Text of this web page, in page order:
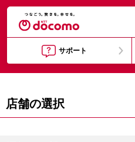
サポート
店舗の選択